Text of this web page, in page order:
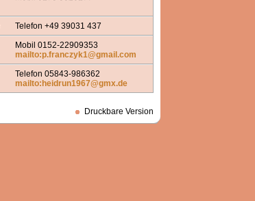
Telefon +49 39031 437
Mobil 0152-22909353
mailto:p.franczyk1@gmail.com
Telefon 05843-986362
mailto:heidrun1967@gmx.de
Druckbare Version